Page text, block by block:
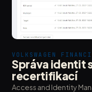
VOLKSWAGEN
Správa identit
recertifikací
Access and Identity